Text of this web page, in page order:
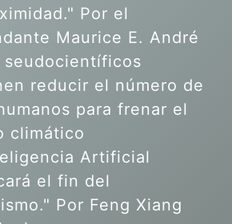
Por el
Maurice E. André
seudocientíficos
reducir el número de
para frenar el
climático
Artificial
el fin del
Por Feng Xiang